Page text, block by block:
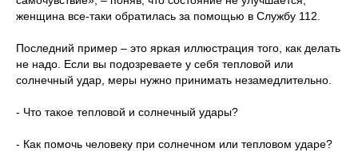
женщина все-таки обратилась за помощью в Службу 112.
Последний пример – это яркая иллюстрация того, как делать
не надо. Если вы подозреваете у себя тепловой или
солнечный удар, меры нужно принимать незамедлительно.
- Что такое тепловой и солнечный удары?
- Как помочь человеку при солнечном или тепловом ударе?